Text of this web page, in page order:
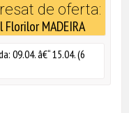
de oferta:
MADEIRA
09.04. â€“ 15.04. (6